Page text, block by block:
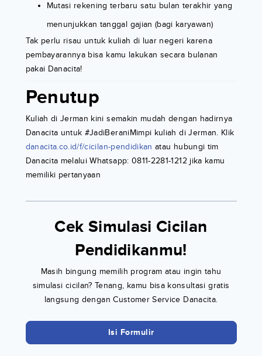
Mutasi rekening terbaru satu bulan terakhir yang
menunjukkan tanggal gajian (bagi karyawan)
Tak perlu risau untuk kuliah di luar negeri karena
pembayarannya bisa kamu lakukan secara bulanan
pakai Danacita!
Penutup
Kuliah di Jerman kini semakin mudah dengan hadirnya
Danacita untuk #JadiBeraniMimpi kuliah di Jerman. Klik
danacita.co.id/f/cicilan-pendidikan atau hubungi tim
Danacita melalui Whatsapp: 0811-2281-1212 jika kamu
memiliki pertanyaan
Cek Simulasi Cicilan
Pendidikanmu!
Masih bingung memilih program atau ingin tahu
simulasi cicilan? Tenang, kamu bisa konsultasi gratis
langsung dengan Customer Service Danacita.
Isi Formulir